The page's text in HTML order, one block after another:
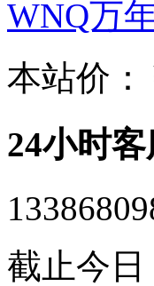
WNQ万
本站价：
24小时
截止今